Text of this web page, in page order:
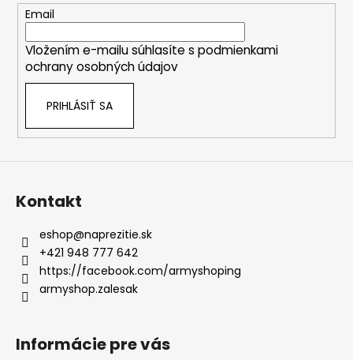
Email
Vložením e-mailu súhlasíte s podmienkami
ochrany osobných údajov
PRIHLÁSIŤ SA
Kontakt
eshop@naprezitie.sk
+421 948 777 642
https://facebook.com/armyshoping
armyshop.zalesak
Informácie pre vás